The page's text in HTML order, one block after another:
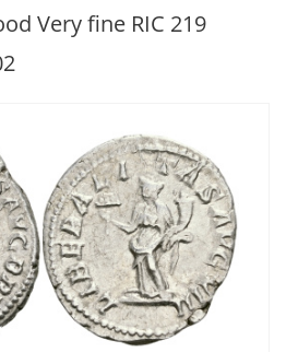
Very fine RIC 219